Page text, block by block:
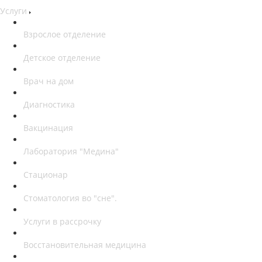
Услуги
Взрослое отделение
Детское отделение
Врач на дом
Диагностика
Вакцинация
Лаборатория "Медина"
Стационар
Стоматология во "сне".
Услуги в рассрочку
Восстановительная медицина